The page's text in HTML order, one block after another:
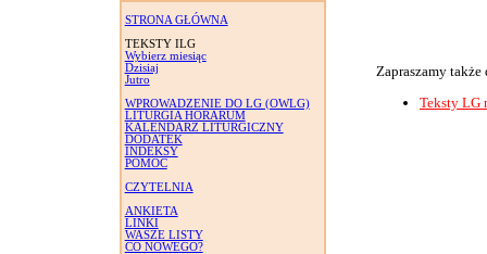
STRONA GŁÓWNA
TEKSTY ILG
Wybierz miesiąc
Dzisiaj
Jutro
WPROWADZENIE DO LG (OWLG)
LITURGIA HORARUM
KALENDARZ LITURGICZNY
DODATEK
INDEKSY
POMOC
CZYTELNIA
ANKIETA
LINKI
WASZE LISTY
CO NOWEGO?
Zapraszamy
Teksty LG